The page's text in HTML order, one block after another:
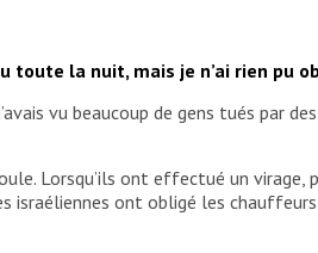
toute la nuit, mais je n’ai rien pu
vu beaucoup de gens tués par
Lorsqu’ils ont effectué un virage,
israéliennes ont obligé les